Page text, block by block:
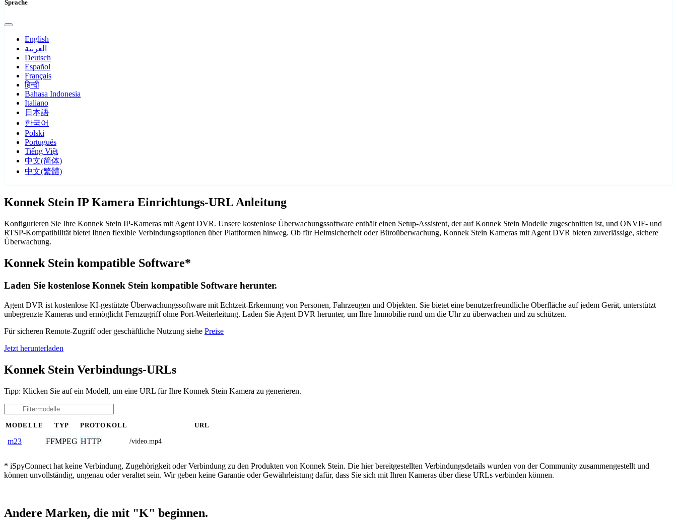
Sprache
English
العربية
Deutsch
Español
Français
हिन्दी
Bahasa Indonesia
Italiano
日本語
한국어
Polski
Português
Tiếng Việt
中文(简体)
中文(繁體)
Konnek Stein IP Kamera Einrichtungs-URL Anleitung
Konfigurieren Sie Ihre Konnek Stein IP-Kameras mit Agent DVR. Unsere kostenlose Überwachungssoftware enthält einen Setup-Assistent, der auf Konnek Stein Modelle zugeschnitten ist, und ONVIF- und
RTSP-Kompatibilität bietet Ihnen flexible Verbindungsoptionen über Plattformen hinweg. Ob für Heimsicherheit oder Büroüberwachung, Konnek Stein Kameras mit Agent DVR bieten zuverlässige, sichere
Überwachung.
Konnek Stein kompatible Software*
Laden Sie kostenlose Konnek Stein kompatible Software herunter.
Agent DVR ist kostenlose KI-gestützte Überwachungssoftware mit Echtzeit-Erkennung von Personen, Fahrzeugen und Objekten. Sie bietet eine benutzerfreundliche Oberfläche auf jedem Gerät, unterstützt
unbegrenzte Kameras und ermöglicht Fernzugriff ohne Port-Weiterleitung. Laden Sie Agent DVR herunter, um Ihre Immobilie rund um die Uhr zu überwachen und zu schützen.
Für sicheren Remote-Zugriff oder geschäftliche Nutzung siehe Preise
Jetzt herunterladen
Konnek Stein Verbindungs-URLs
Tipp: Klicken Sie auf ein Modell, um eine URL für Ihre Konnek Stein Kamera zu generieren.
MODELLE TYP PROTOKOLL URL
m23 FFMPEG HTTP /video.mp4
* iSpyConnect hat keine Verbindung, Zugehörigkeit oder Verbindung zu den Produkten von Konnek Stein. Die hier bereitgestellten Verbindungsdetails wurden von der Community zusammengestellt und
können unvollständig, ungenau oder veraltet sein. Wir geben keine Garantie oder Gewährleistung dafür, dass Sie sich mit Ihren Kameras über diese URLs verbinden können.
Andere Marken, die mit "K" beginnen.